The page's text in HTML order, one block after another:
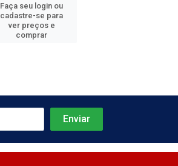
Faça seu login ou
cadastre-se para
ver preços e
comprar